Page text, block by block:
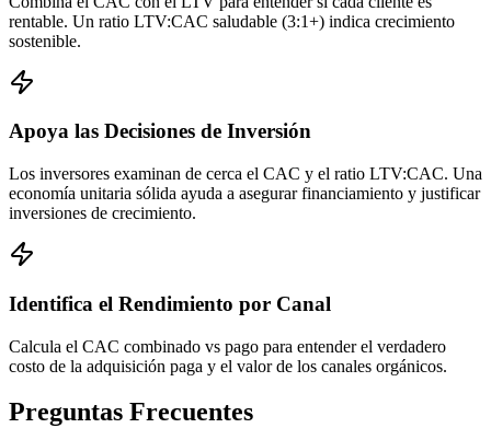
rentable. Un ratio LTV:CAC saludable (3:1+) indica crecimiento
sostenible.
Apoya las Decisiones de Inversión
Los inversores examinan de cerca el CAC y el ratio LTV:CAC. Una
economía unitaria sólida ayuda a asegurar financiamiento y justificar
inversiones de crecimiento.
Identifica el Rendimiento por Canal
Calcula el CAC combinado vs pago para entender el verdadero
costo de la adquisición paga y el valor de los canales orgánicos.
Preguntas Frecuentes